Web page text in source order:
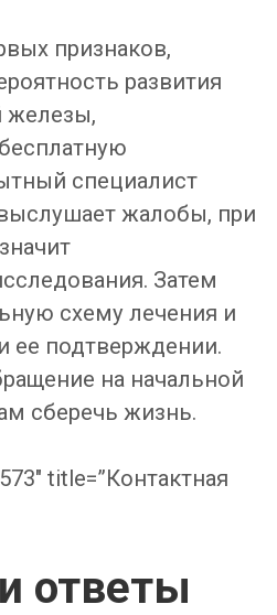
признаков,
развития
железы,
специалист
жалобы, при
Затем
схему лечения и
ее подтверждении.
на начальной
сберечь жизнь.
title=”Контактная
ответы